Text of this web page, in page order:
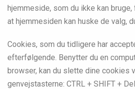
hjemmeside, som du ikke kan
at hjemmesiden kan huske de valg,
Cookies, som du tidligere har
efterfølgende. Benytter du en
browser, kan du slette dine cookies
genvejstasterne: CTRL + SHIFT +